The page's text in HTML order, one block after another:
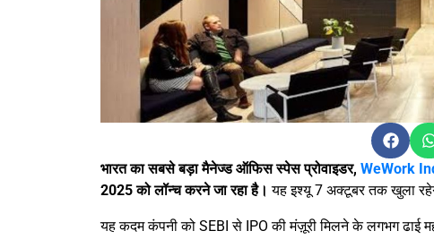
भारत का सबसे बड़ा मैनेज्ड ऑफिस स्पेस प्रोवाइडर, WeWork
2025 को लॉन्च करने जा रहा है। यह इश्यू 7 अक्टूबर तक खुला
यह कदम कंपनी को SEBI से IPO की मंज़ूरी मिलने के लगभग ढाई